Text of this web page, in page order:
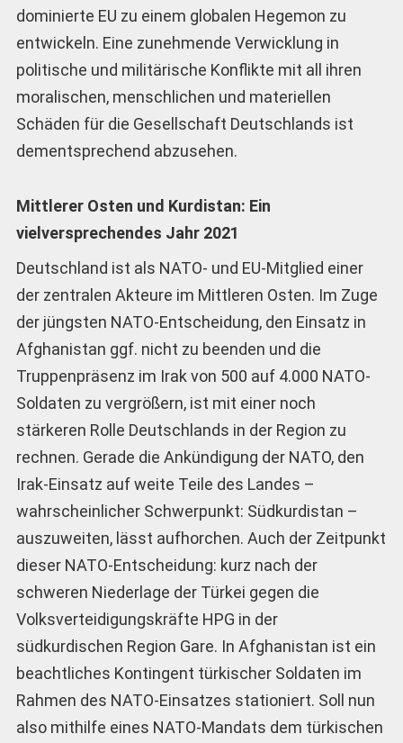
dominierte EU zu einem globalen Hegemon zu
entwickeln. Eine zunehmende Verwicklung in
politische und militärische Konflikte mit all ihren
moralischen, menschlichen und materiellen
Schäden für die Gesellschaft Deutschlands ist
dementsprechend abzusehen.
Mittlerer Osten und Kurdistan: Ein
vielversprechendes Jahr 2021
Deutschland ist als NATO- und EU-Mitglied einer
der zentralen Akteure im Mittleren Osten. Im Zuge
der jüngsten NATO-Entscheidung, den Einsatz in
Afghanistan ggf. nicht zu beenden und die
Truppenpräsenz im Irak von 500 auf 4.000 NATO-
Soldaten zu vergrößern, ist mit einer noch
stärkeren Rolle Deutschlands in der Region zu
rechnen. Gerade die Ankündigung der NATO, den
Irak-Einsatz auf weite Teile des Landes –
wahrscheinlicher Schwerpunkt: Südkurdistan –
auszuweiten, lässt aufhorchen. Auch der Zeitpunkt
dieser NATO-Entscheidung: kurz nach der
schweren Niederlage der Türkei gegen die
Volksverteidigungskräfte HPG in der
südkurdischen Region Gare. In Afghanistan ist ein
beachtliches Kontingent türkischer Soldaten im
Rahmen des NATO-Einsatzes stationiert. Soll nun
also mithilfe eines NATO-Mandats dem türkischen